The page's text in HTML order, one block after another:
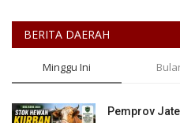
BERITA DAERAH
Minggu Ini
Pemprov